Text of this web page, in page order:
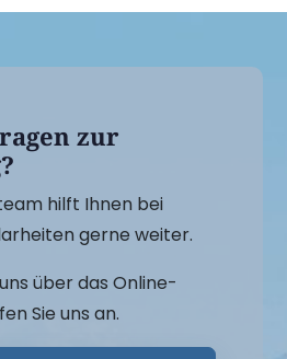
zur
hilft Ihnen bei
gerne weiter.
über das Online-
Sie uns an.